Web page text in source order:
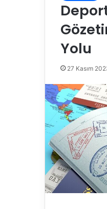
Yolu
27 Kasım